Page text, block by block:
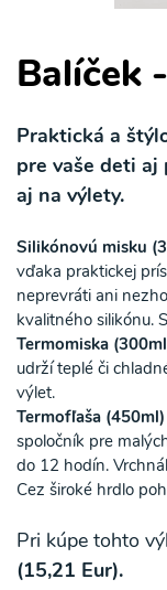
Balíček
Praktická a
pre vaše deti aj
aj na výlety.
Silikónovú misku
vďaka praktickej
neprevráti ani
kvalitného silikónu.
Termomiska
udrží teplé či
výlet.
Termofľaša (450ml)
spoločník pre
do 12 hodín.
Cez široké hrdlo
Pri kúpe tohto
(15,21 Eur).